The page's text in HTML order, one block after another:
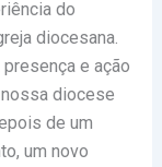
do
diocesana.
e ação
diocese
de um
um novo